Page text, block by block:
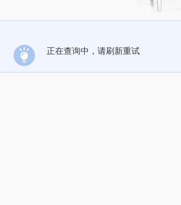
正在查询中，请刷新重试